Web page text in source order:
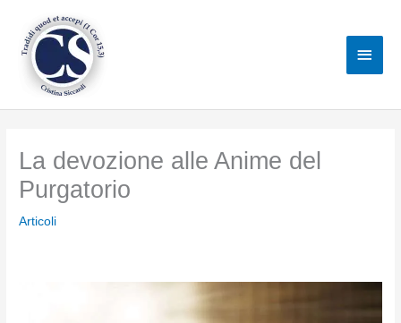
contenuto
La devozione alle Anime del
Purgatorio
Articoli